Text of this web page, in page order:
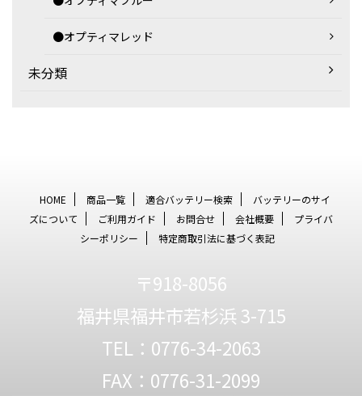
●オプティマレッド
未分類
HOME 商品一覧 適合バッテリー検索
バッテリーのサイ
ズについて
ご利用ガイド お問合せ 会社概要
プライバ
シーポリシー
特定商取引法に基づく表記
〒918-8056
福井県福井市若杉浜 3-715
TEL：0776-34-2063
FAX：0776-31-2099